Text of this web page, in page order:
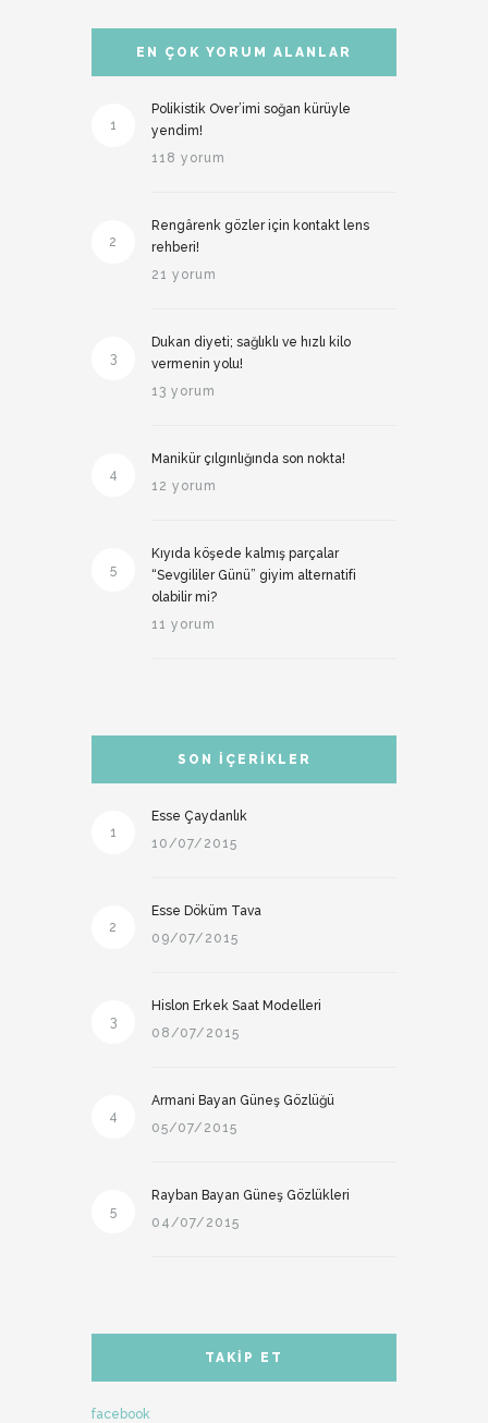
EN ÇOK YORUM ALANLAR
1
Polikistik Over’imi soğan kürüyle
yendim!
118 yorum
2
Rengârenk gözler için kontakt lens
rehberi!
21 yorum
3
Dukan diyeti; sağlıklı ve hızlı kilo
vermenin yolu!
13 yorum
4
Manikür çılgınlığında son nokta!
12 yorum
5
Kıyıda köşede kalmış parçalar
“Sevgililer Günü” giyim alternatifi
olabilir mi?
11 yorum
SON İÇERIKLER
1
Esse Çaydanlık
10/07/2015
2
Esse Döküm Tava
09/07/2015
3
Hislon Erkek Saat Modelleri
08/07/2015
4
Armani Bayan Güneş Gözlüğü
05/07/2015
5
Rayban Bayan Güneş Gözlükleri
04/07/2015
TAKIP ET
facebook